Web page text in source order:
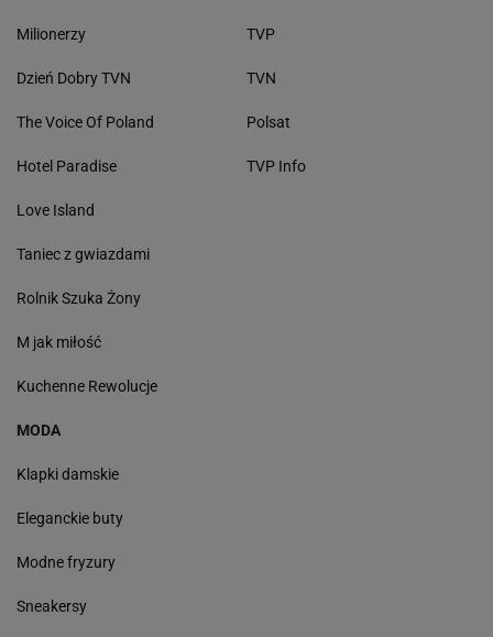
Milionerzy
Dzień Dobry TVN
The Voice Of Poland
Hotel Paradise
Love Island
Taniec z gwiazdami
Rolnik Szuka Żony
M jak miłość
Kuchenne Rewolucje
TVP
TVN
Polsat
TVP Info
MODA
Klapki damskie
Eleganckie buty
Modne fryzury
Sneakersy